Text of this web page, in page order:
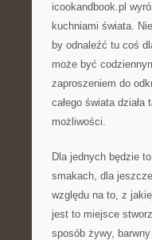
icookandbook.pl
kuchniami świata.
by odnaleźć tu coś
może być
zaproszeniem do
całego świata
możliwości.
Dla jednych będzie
smakach, dla
względu na to, z
jest to miejsce
sposób żywy,